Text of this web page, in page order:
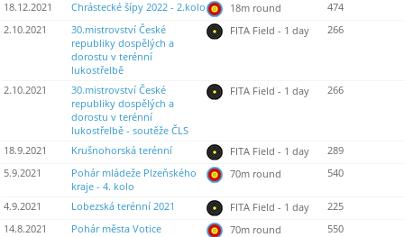
18.12.2021
Chrástecké šípy 2022 - 2.kolo 18m round
474
2.10.2021
30.mistrovství České
republiky dospělých a
dorostu v terénní
lukostřelbě
FITA Field - 1 day 266
2.10.2021
30.mistrovství České
republiky dospělých a
dorostu v terénní
lukostřelbě - soutěže ČLS
FITA Field - 1 day 266
18.9.2021 Krušnohorská terénní FITA Field - 1 day
289
5.9.2021
Pohár mládeže Plzeňského
kraje - 4. kolo
70m round 540
4.9.2021 Lobezská terénní 2021 FITA Field - 1 day
225
14.8.2021
Pohár města Votice 70m round
550